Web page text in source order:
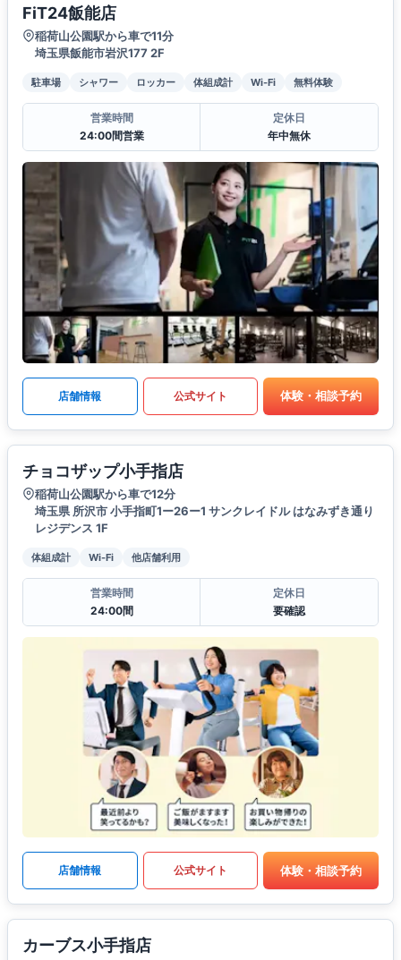
FiT24飯能店
稲荷山公園駅から車で11分
埼玉県飯能市岩沢177 2F
駐車場 シャワー ロッカー 体組成計 Wi-Fi 無料体験
営業時間
24:00間営業
定休日
年中無休
店舗情報 公式サイト 体験・相談予約
チョコザップ小手指店
稲荷山公園駅から車で12分
埼玉県 所沢市 小手指町1ー26ー1 サンクレイドル はなみずき通り
レジデンス 1F
体組成計 Wi-Fi 他店舗利用
営業時間
24:00間
定休日
要確認
店舗情報 公式サイト 体験・相談予約
カーブス小手指店